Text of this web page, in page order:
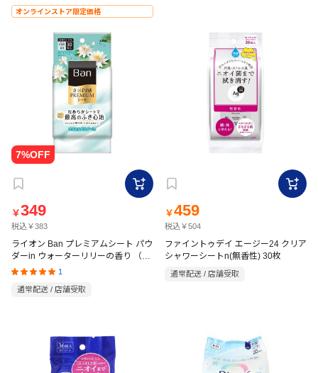
オンラインストア限定価格
￥349
税込￥383
ライオン Ban プレミアムシート パウ
ダーin ウォーターリリーの香り （30
枚）
1
通常配送 / 店舗受取
￥459
税込￥504
ファイントゥデイ エージー24 クリア
シャワーシートn(無香性) 30枚
通常配送 / 店舗受取